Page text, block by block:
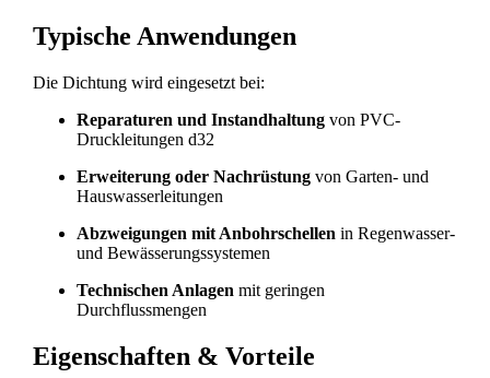
Typische Anwendungen
Die Dichtung wird eingesetzt bei:
Reparaturen und Instandhaltung von PVC-
Druckleitungen d32
Erweiterung oder Nachrüstung von Garten- und
Hauswasserleitungen
Abzweigungen mit Anbohrschellen in Regenwasser-
und Bewässerungssystemen
Technischen Anlagen mit geringen
Durchflussmengen
Eigenschaften & Vorteile